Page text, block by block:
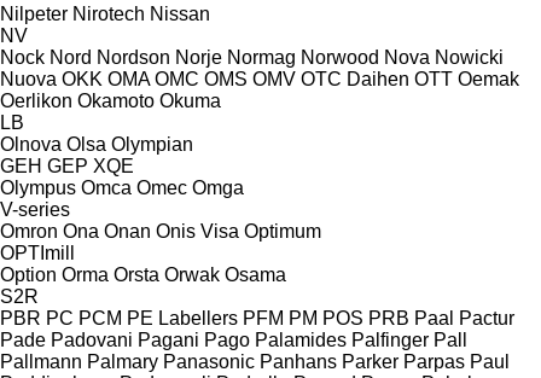
Nilpeter Nirotech Nissan
NV
Nock Nord Nordson Norje Normag Norwood Nova Nowicki
Nuova OKK OMA OMC OMS OMV OTC Daihen OTT Oemak
Oerlikon Okamoto Okuma
LB
Olnova Olsa Olympian
GEH GEP XQE
Olympus Omca Omec Omga
V-series
Omron Ona Onan Onis Visa Optimum
OPTImill
Option Orma Orsta Orwak Osama
S2R
PBR PC PCM PE Labellers PFM PM POS PRB Paal
Pactur
Pade Padovani Pagani Pago Palamides Palfinger Pall
Pallmann Palmary Panasonic Panhans Parker Parpas Paul